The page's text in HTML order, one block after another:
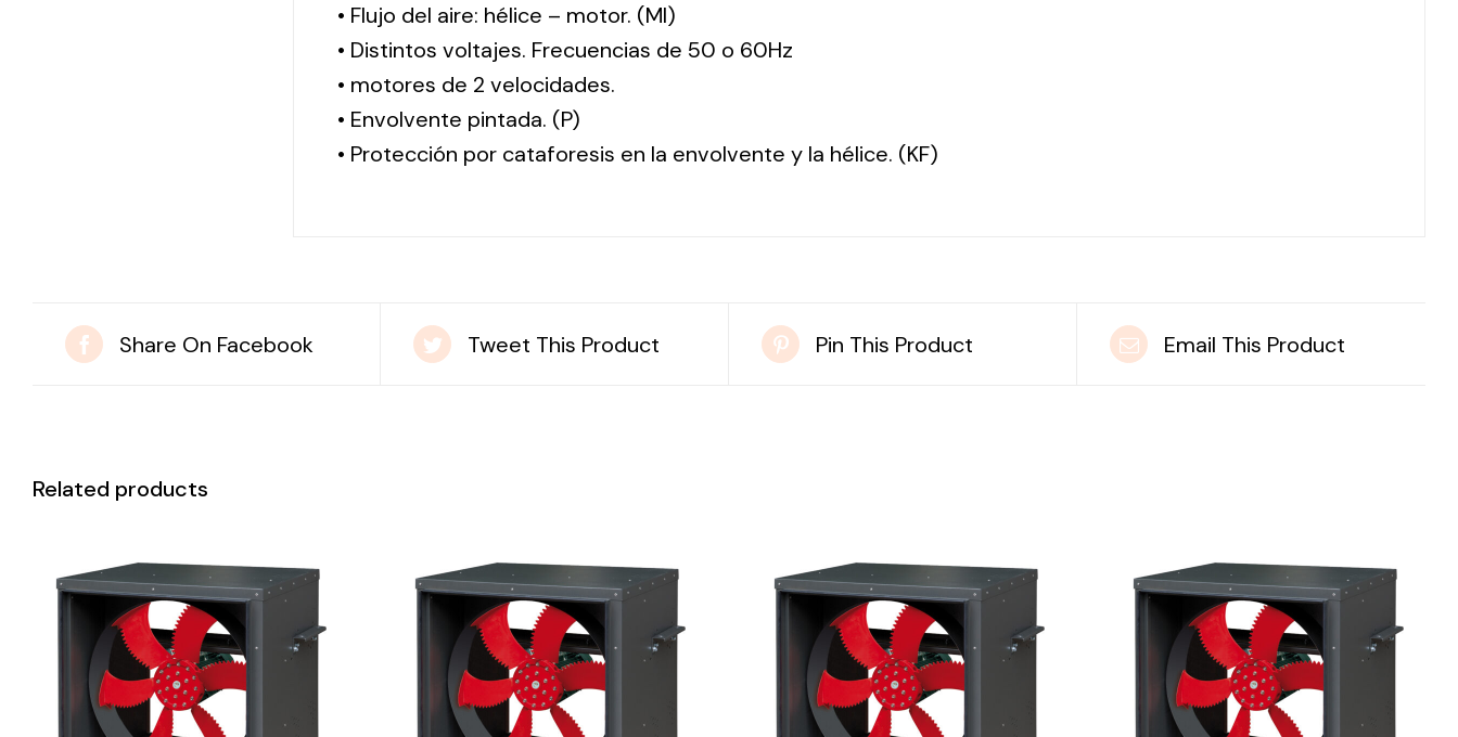
• Flujo del aire: hélice – motor. (MI)
• Distintos voltajes. Frecuencias de 50 o 60Hz
• motores de 2 velocidades.
• Envolvente pintada. (P)
• Protección por cataforesis en la envolvente y la hélice. (KF)
Share On Facebook Tweet This Product Pin This Product Email This Product
Related products
DETAILS DETAILS DETAILS DETAILS